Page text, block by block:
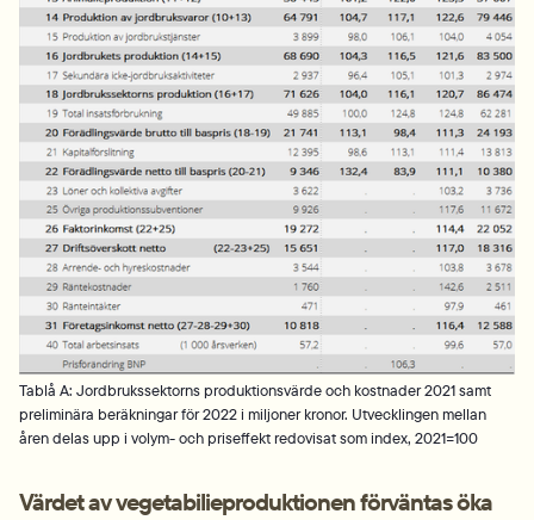
Tablå A: Jordbrukssektorns produktionsvärde och kostnader 2021 samt
preliminära beräkningar för 2022 i miljoner kronor. Utvecklingen mellan
åren delas upp i volym- och priseffekt redovisat som index, 2021=100
Värdet av vegetabilieproduktionen förväntas öka